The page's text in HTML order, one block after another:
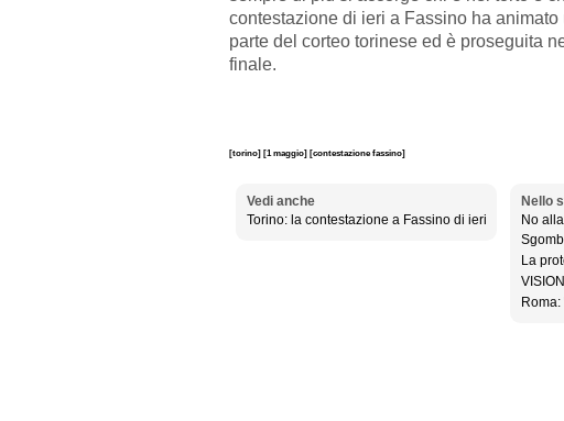
contestazione di ieri a Fassino ha animato
parte del corteo torinese ed è proseguita
finale.
[torino] [1 maggio] [contestazione fassino]
Vedi anche
Torino: la contestazione a Fassino di ieri
Nello
No
La